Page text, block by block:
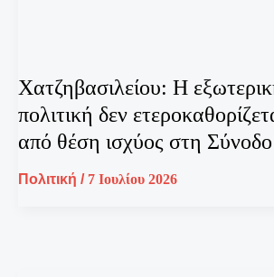
Χατζηβασιλείου: Η
πολιτική δεν
από θέση ισχύος στη
Πολιτική / 7 Ιουλίου 2026